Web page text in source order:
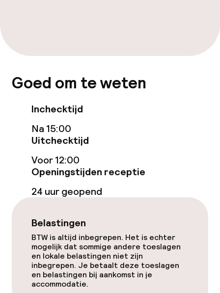
Kamers voor rokers beschikbaar
Zoetwater binnenzwembad
Hot tub
Stoombad
Spa behandelingen
Massage
Fitnessruimte / gym
Goed om te weten
Inchecktijd
Na 15:00
Uitchecktijd
Voor 12:00
Openingstijden receptie
24 uur geopend
Belastingen
BTW is altijd inbegrepen. Het is echter
mogelijk dat sommige andere toeslagen
en lokale belastingen niet zijn
inbegrepen. Je betaalt deze toeslagen
en belastingen bij aankomst in je
accommodatie.